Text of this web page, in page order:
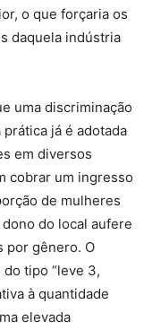
o que forçaria os
daquela indústria
uma discriminação
já é adotada
em diversos
cobrar um ingresso
de mulheres
do local aufere
por gênero. O
tipo “leve 3,
à quantidade
elevada